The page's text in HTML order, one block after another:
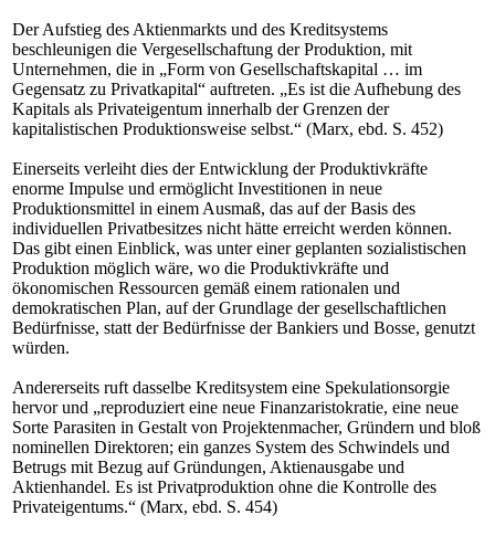
Der Aufstieg des Aktienmarkts und des Kreditsystems
beschleunigen die Vergesellschaftung der Produktion, mit
Unternehmen, die in „Form von Gesellschaftskapital … im
Gegensatz zu Privatkapital“ auftreten. „Es ist die Aufhebung des
Kapitals als Privateigentum innerhalb der Grenzen der
kapitalistischen Produktionsweise selbst.“ (Marx, ebd. S. 452)
Einerseits verleiht dies der Entwicklung der Produktivkräfte
enorme Impulse und ermöglicht Investitionen in neue
Produktionsmittel in einem Ausmaß, das auf der Basis des
individuellen Privatbesitzes nicht hätte erreicht werden können.
Das gibt einen Einblick, was unter einer geplanten sozialistischen
Produktion möglich wäre, wo die Produktivkräfte und
ökonomischen Ressourcen gemäß einem rationalen und
demokratischen Plan, auf der Grundlage der gesellschaftlichen
Bedürfnisse, statt der Bedürfnisse der Bankiers und Bosse, genutzt
würden.
Andererseits ruft dasselbe Kreditsystem eine Spekulationsorgie
hervor und „reproduziert eine neue Finanzaristokratie, eine neue
Sorte Parasiten in Gestalt von Projektenmacher, Gründern und bloß
nominellen Direktoren; ein ganzes System des Schwindels und
Betrugs mit Bezug auf Gründungen, Aktienausgabe und
Aktienhandel. Es ist Privatproduktion ohne die Kontrolle des
Privateigentums.“ (Marx, ebd. S. 454)